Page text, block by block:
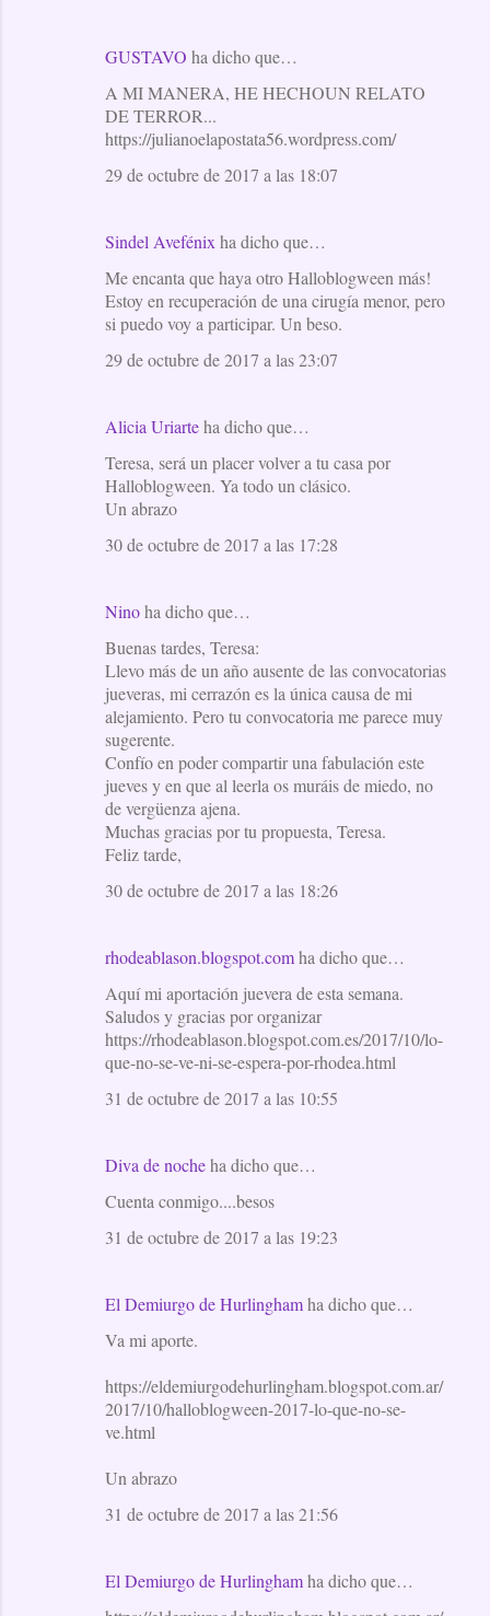
GUSTAVO ha dicho que…
A MI MANERA, HE HECHOUN RELATO
DE TERROR...
https://julianoelapostata56.wordpress.com/
29 de octubre de 2017 a las 18:07
Sindel Avefénix ha dicho que…
Me encanta que haya otro Halloblogween más!
Estoy en recuperación de una cirugía menor, pero
si puedo voy a participar. Un beso.
29 de octubre de 2017 a las 23:07
Alicia Uriarteha dicho que…
Teresa, será un placer volver a tu casa por
Halloblogween. Ya todo un clásico.
Un abrazo
30 de octubre de 2017 a las 17:28
Ninoha dicho que…
Buenas tardes, Teresa:
Llevo más de un año ausente de las convocatorias
jueveras, mi cerrazón es la única causa de mi
alejamiento. Pero tu convocatoria me parece muy
sugerente.
Confío en poder compartir una fabulación este
jueves y en que al leerla os muráis de miedo, no
de vergüenza ajena.
Muchas gracias por tu propuesta, Teresa.
Feliz tarde,
30 de octubre de 2017 a las 18:26
rhodeablason.blogspot.comha dicho que…
Aquí mi aportación juevera de esta semana.
Saludos y gracias por organizar
https://rhodeablason.blogspot.com.es/2017/10/lo-
que-no-se-ve-ni-se-espera-por-rhodea.html
31 de octubre de 2017 a las 10:55
Diva de nocheha dicho que…
Cuenta conmigo....besos
31 de octubre de 2017 a las 19:23
El Demiurgo de Hurlinghamha dicho que…
Va mi aporte.
https://eldemiurgodehurlingham.blogspot.com.ar/
2017/10/halloblogween-2017-lo-que-no-se-
ve.html
Un abrazo
31 de octubre de 2017 a las 21:56
El Demiurgo de Hurlinghamha dicho que…